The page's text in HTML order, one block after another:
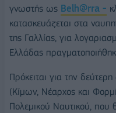
γνωστής ως Belh@rra -
κατασκευάζεται στα
της Γαλλίας, για
Ελλάδας
Πρόκειται για την
(Κίμων, Νέαρχος και
Πολεμικού Ναυτικού, που